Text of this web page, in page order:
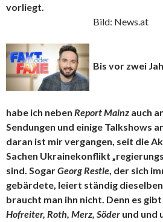
Bild: News.at
Bis vor zwei
habe ich neben Report Mainz auch
Sendungen und einige Talkshows
daran ist mir vergangen, seit die
Sachen Ukrainekonflikt
sind. SogarGeorg Restle , der sich
gebärdete, leiert ständig
braucht man ihn nicht. Denn es gibt
Hofreiter, Roth, Merz, Söder und und